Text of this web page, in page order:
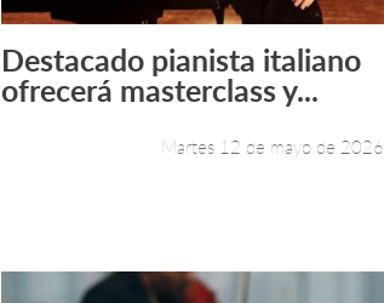
Leer más +
Destacado pianista italiano
ofrecerá masterclass y...
Martes 12 de mayo de 2026